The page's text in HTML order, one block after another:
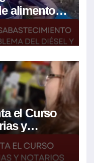
alimentos
y el
el Curso
y